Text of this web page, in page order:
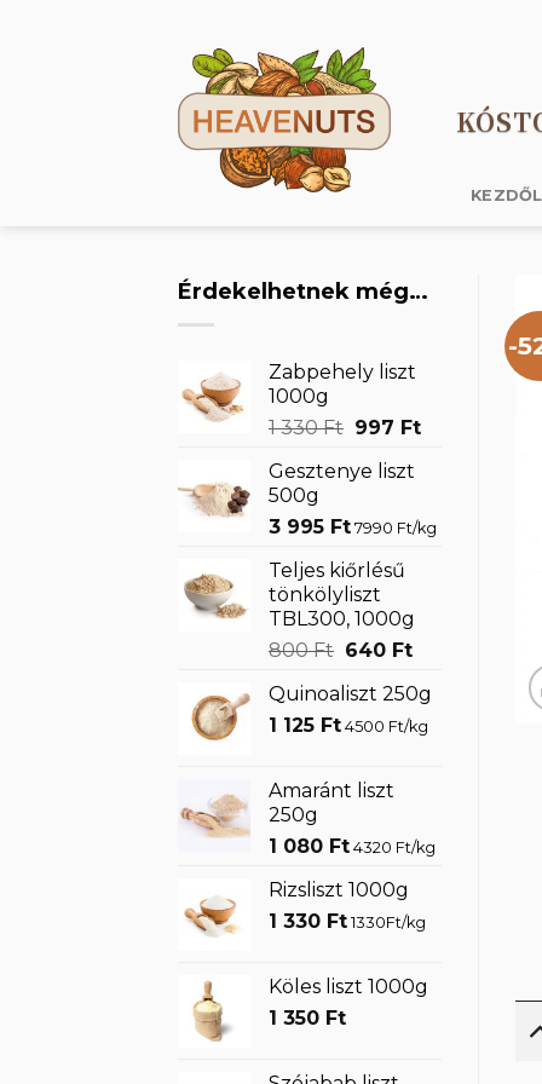
Érdekelhetnek még…
Zabpehely liszt
1000g
1 330Ft Original
was:
330 Ft.
997 FtCurrent
Gesztenye liszt
500g
3 995 Ft 7990 Ft/kg
Teljes kiőrlésű
tönkölyliszt
TBL300, 1000g
800Ft Original
was:
800 Ft.
640 FtCurrent
is:
640 Ft.
Quinoaliszt 250g
1 125 Ft 4500 Ft/kg
Amaránt liszt
250g
1 080 Ft 4320 Ft/kg
Rizsliszt 1000g
1 330 Ft 1330Ft/kg
Köles liszt 1000g
1 350 Ft
-